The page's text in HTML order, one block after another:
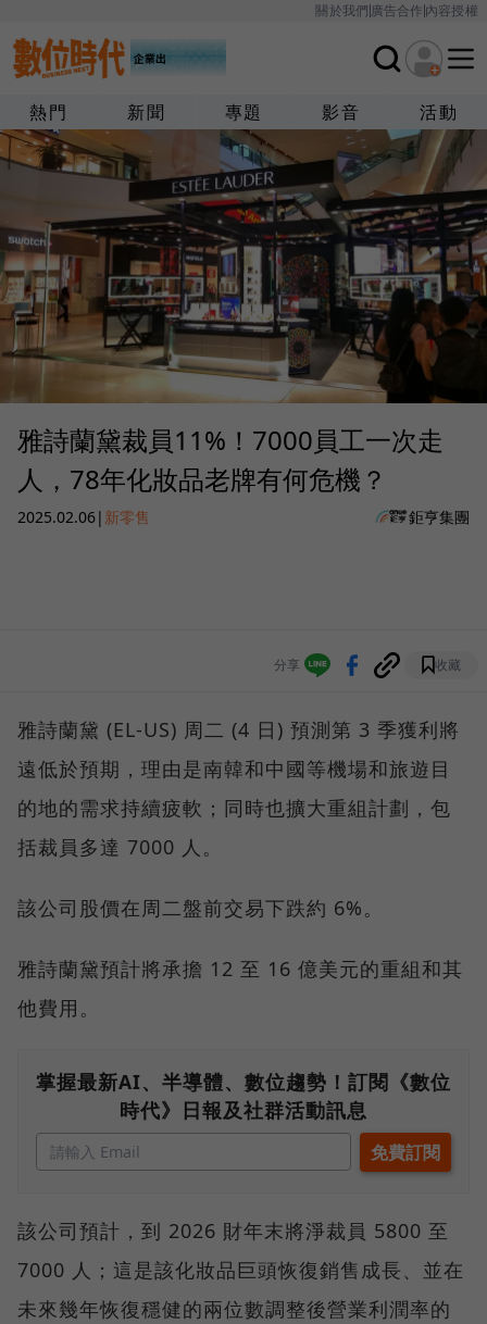
關於我們廣告合作內容授權
熱門 新聞 專題 影音 活動
雅詩蘭黛裁員11%！7000員工一次走
人，78年化妝品老牌有何危機？
2025.02.06| 新零售 鉅亨集團
分享 收藏
雅詩蘭黛 (EL-US) 周二 (4 日) 預測第 3 季獲利將
遠低於預期，理由是南韓和中國等機場和旅遊目
的地的需求持續疲軟；同時也擴大重組計劃，包
括裁員多達 7000 人。
該公司股價在周二盤前交易下跌約 6%。
雅詩蘭黛預計將承擔 12 至 16 億美元的重組和其
他費用。
掌握最新AI、半導體、數位趨勢！訂閱《數位
時代》日報及社群活動訊息
該公司預計，到 2026 財年末將淨裁員 5800 至
7000 人；這是該化妝品巨頭恢復銷售成長、並在
未來幾年恢復穩健的兩位數調整後營業利潤率的